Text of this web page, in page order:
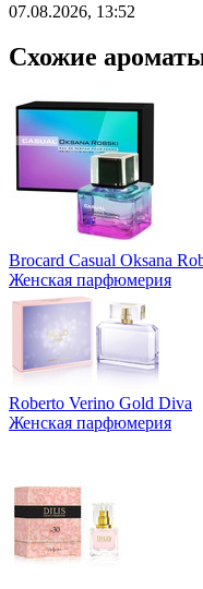
07.08.2026, 13:52
Схожие
Brocard Casual Oksana
Женская парфюмерия
Roberto Verino Gold Diva
Женская парфюмерия